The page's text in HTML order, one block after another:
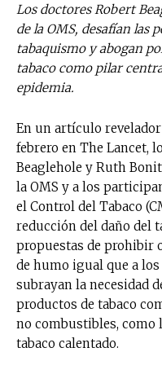
Los doctores Robert
de la OMS, desafían las
tabaquismo y abogan
tabaco como pilar
epidemia.
En un artículo revelador
febrero en The Lancet,
Beaglehole y Ruth
la OMS y a los
el Control del Tabaco
reducción del daño del
propuestas de prohibir
de humo igual que a
subrayan la necesidad
productos de tabaco
no combustibles,
tabaco calentado.